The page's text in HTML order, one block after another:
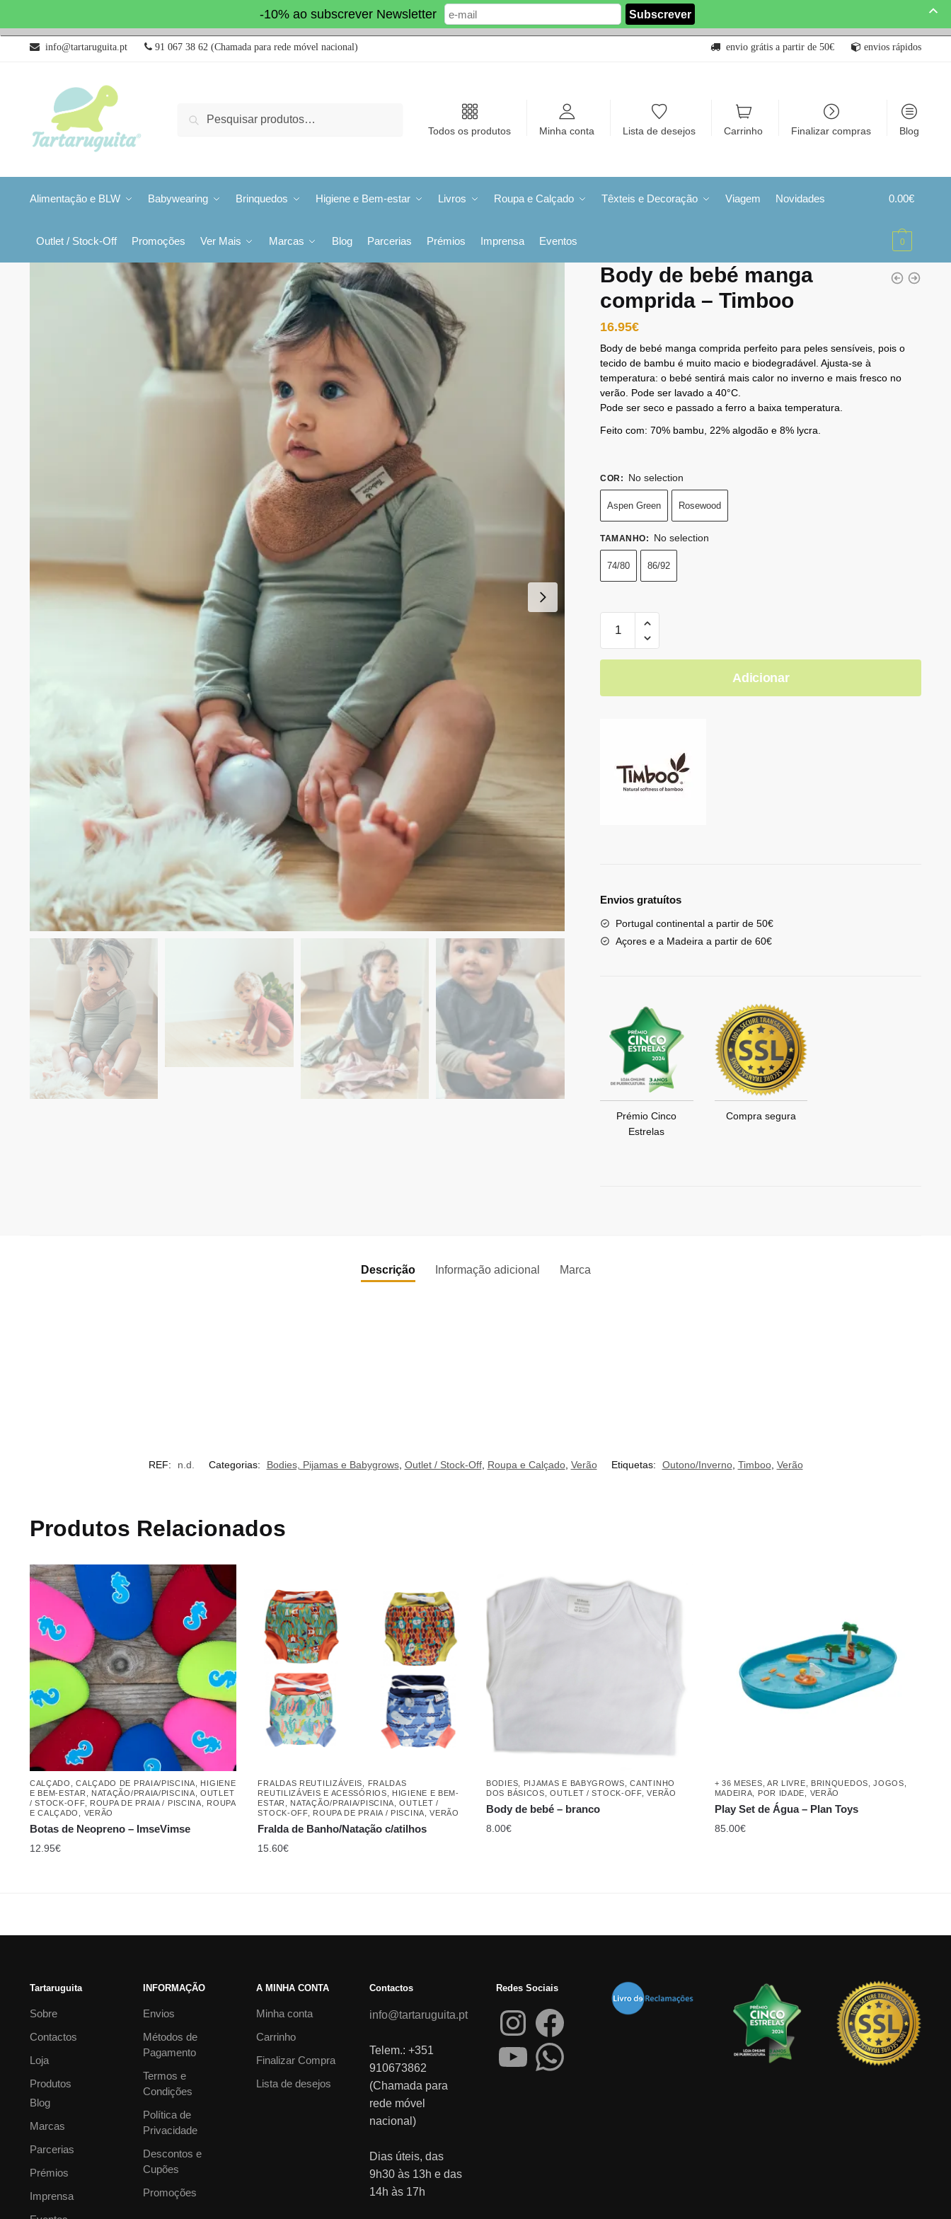
-10% ao subscrever Newsletter
info@tartaruguita.pt 91 067 38 62 (Chamada para rede móvel nacional) envio grátis a partir de 50€ envios rápidos
Pesquisa
Todos os produtos Minha conta Lista de desejos Carrinho Finalizar compras Blog
Alimentação e BLW Babywearing Brinquedos Higiene e Bem-estar Livros Roupa e Calçado Têxteis e Decoração Viagem Novidades
Outlet / Stock-Off Promoções Ver Mais Marcas Blog Parcerias Prémios Imprensa Eventos
0.00€
0
Body de bebé manga
comprida – Timboo
16.95€
Body de bebé manga comprida perfeito para peles sensíveis, pois o
tecido de bambu é muito macio e biodegradável. Ajusta-se à
temperatura: o bebé sentirá mais calor no inverno e mais fresco no
verão. Pode ser lavado a 40°C.
Pode ser seco e passado a ferro a baixa temperatura.
Feito com: 70% bambu, 22% algodão e 8% lycra.
COR: No selection
Aspen Green Rosewood
TAMANHO: No selection
74/80 86/92
Adicionar
Envios gratuítos
Portugal continental a partir de 50€
Açores e a Madeira a partir de 60€
Prémio Cinco
Estrelas
Compra segura
Descrição Informação adicional Marca
REF: n.d. Categorias: Bodies, Pijamas e Babygrows, Outlet / Stock-Off, Roupa e Calçado, Verão Etiquetas: Outono/Inverno, Timboo, Verão
Produtos Relacionados
CALÇADO ,CALÇADO DE PRAIA/PISCINA
HIGIENE
E BEM-ESTAR
NATAÇÃO/PRAIA/PISCINA ,OUTLET
/ STOCK-OFF, ROUPA DE PRAIA / PISCINA
ROUPA
E CALÇADO
VERÃO
Botas de Neopreno – ​​ImseVimse
12.95€
FRALDAS REUTILIZÁVEIS
FRALDAS
REUTILIZÁVEIS E ACESSÓRIOS
HIGIENE E BEM-
ESTAR
NATAÇÃO/PRAIA/PISCINA ,OUTLET /
STOCK-OFF, ROUPA DE PRAIA / PISCINA ,VERÃO
Fralda de Banho/Natação c/atilhos
15.60€
BODIES, PIJAMAS E BABYGROWS ,CANTINHO
DOS BÁSICOS ,OUTLET / STOCK-OFF,VERÃO
Body de bebé – branco
8.00€
+ 36 MESES AR LIVRE BRINQUEDOS ,JOGOS
MADEIRA
POR IDADE VERÃO
Play Set de Água – Plan Toys
85.00€
Tartaruguita
Sobre
Contactos
Loja
Produtos
Blog
Marcas
Parcerias
Prémios
Imprensa
INFORMAÇÃO
Envios
Métodos de
Pagamento
Termos e
Condições
Política de
Privacidade
Descontos e
Cupões
Promoções
A MINHA CONTA
Minha conta
Carrinho
Finalizar Compra
Lista de desejos
Contactos
info@tartaruguita.pt
Telem.: +351
910673862
(Chamada para
rede móvel
nacional)
Dias úteis, das
9h30 às 13h e das
14h às 17h
Redes Sociais